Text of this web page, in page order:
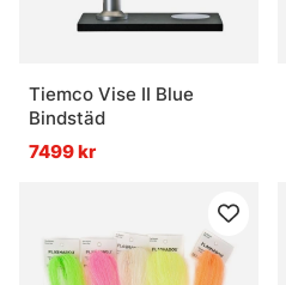
Tiemco Vise II Blue
Bindstäd
7499 kr